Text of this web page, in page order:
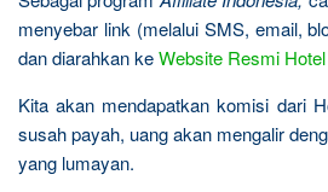
menyebar link (melalui SMS, email,
dan diarahkan keWebsite Resmi
Kita akan mendapatkan komisi dari
susah payah, uang akan mengalir
yang lumayan.